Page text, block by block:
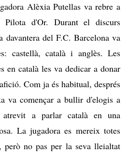
Alèxia Putellas va rebre a
Pilota d'Or. Durant el discurs
davantera del F.C. Barcelona va
castellà, català i anglès. Les
en català les va dedicar a donar
Com ja és habitual, després
va començar a bullir d'elogis a
atrevit a parlar català en una
La jugadora es mereix totes
però no pas per la seva lleialtat